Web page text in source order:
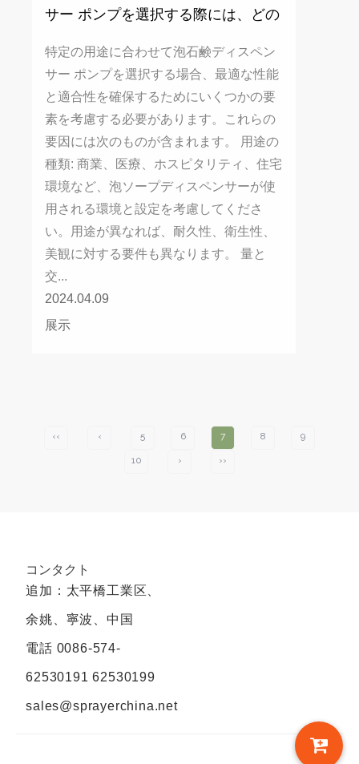
サー ポンプを選択する際には、どの
すか?
特定の用途に合わせて泡石鹸ディスペン
サー ポンプを選択する場合、最適な性能
と適合性を確保するためにいくつかの要
素を考慮する必要があります。これらの
要因には次のものが含まれます。 用途の
種類: 商業、医療、ホスピタリティ、住宅
環境など、泡ソープディスペンサーが使
用される環境と設定を考慮してくださ
い。用途が異なれば、耐久性、衛生性、
美観に対する要件も異なります。 量と
交...
2024.04.09
展示
‹‹ ‹ 5 6 7 8 9
10 › ››
コンタクト
追加：太平橋工業区、
余姚、寧波、中国
電話 0086-574-
62530191 62530199
sales@sprayerchina.net